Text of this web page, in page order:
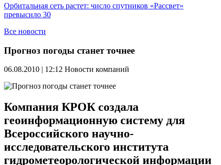
Орбитальная сеть растет: число спутников «Рассвет»
превысило 30
Все новости
Прогноз погоды станет точнее
06.08.2010 | 12:12 Новости компаний
Компания КРОК создала
геоинформационную систему для
Всероссийского научно-
исследовательского института
гидрометеорологической информации